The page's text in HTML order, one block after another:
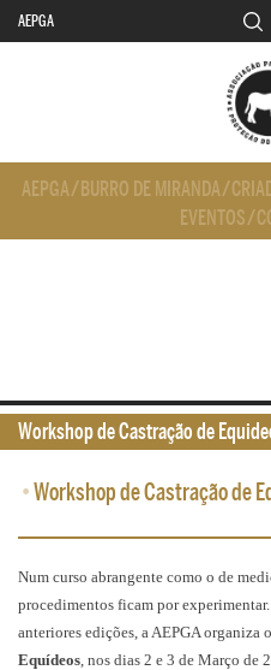
AEPGA
AEPGA/ BURRO DE MIRANDA/
EVENTOS/
•Workshop de Castração de
Num curso abrangente como o de
procedimentos ficam por
anteriores edições, a AEPGA organiza o
Equídeos, nos dias 2 e 3 de Março de
Workshop de Castração de